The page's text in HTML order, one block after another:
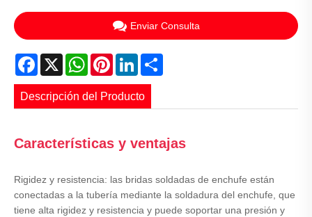
Enviar Consulta
Facebook
X WhatsApp
PinterestLinkedIn
Descripción del Producto
Características y ventajas
Rigidez y resistencia: las bridas soldadas de enchufe están
conectadas a la tubería mediante la soldadura del enchufe, que
tiene alta rigidez y resistencia y puede soportar una presión y